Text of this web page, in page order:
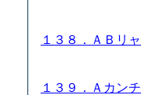
１３８．ＡＢリ
１３９．Ａカン